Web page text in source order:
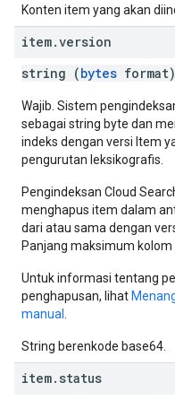
Konten item yang akan
item.version
string (bytes format)
Wajib. Sistem
sebagai string byte dan
indeks dengan versi Item
pengurutan leksikografis.
Pengindeksan Cloud
menghapus item dalam
dari atau sama dengan
Panjang maksimum kolom
Untuk informasi tentang
penghapusan, lihat
manual
String berenkode base64.
item. status